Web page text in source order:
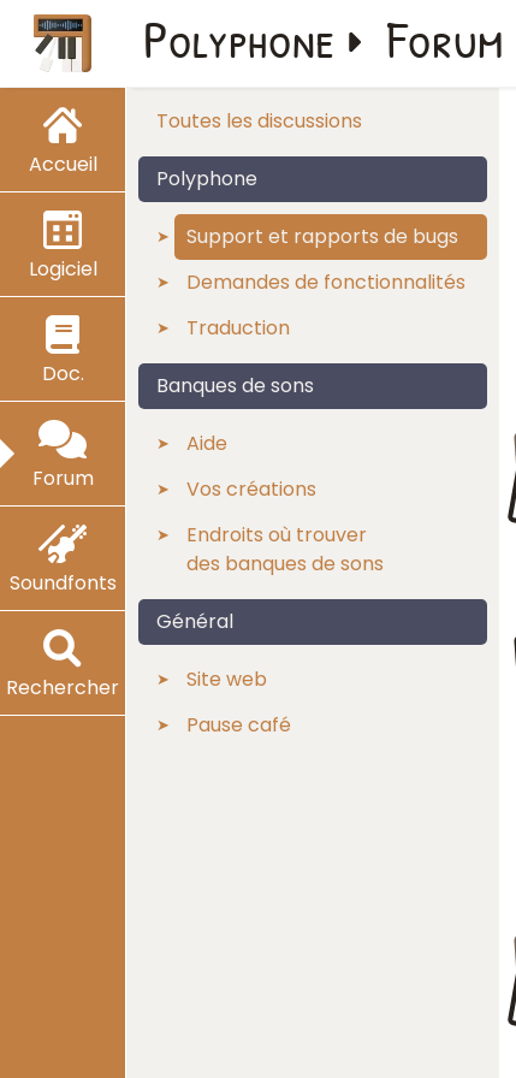
Accueil
Logiciel
Doc.
Forum
Soundfonts
Rechercher
Polyphone Forum
Toutes les discussions
Polyphone
Support et rapports de bugs
Demandes de fonctionnalités
Traduction
Banques de sons
Aide
Vos créations
Endroits où trouver
des banques de sons
Général
Site web
Pause café